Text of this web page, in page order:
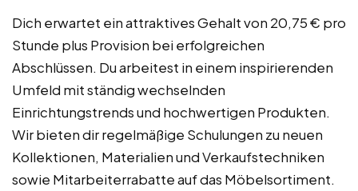
Dich erwartet ein attraktives Gehalt von 20,75 € pro
Stunde plus Provision bei erfolgreichen
Abschlüssen. Du arbeitest in einem inspirierenden
Umfeld mit ständig wechselnden
Einrichtungstrends und hochwertigen Produkten.
Wir bieten dir regelmäßige Schulungen zu neuen
Kollektionen, Materialien und Verkaufstechniken
sowie Mitarbeiterrabatte auf das Möbelsortiment.